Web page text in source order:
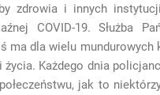
zdrowia i innych
COVID-19. Służba
ma dla wielu
Każdego dnia
jak to